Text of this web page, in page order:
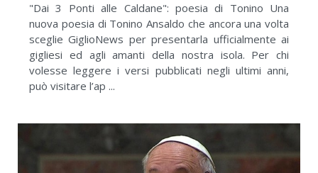
"Dai 3 Ponti alle Caldane": poesia di Tonino Una
nuova poesia di Tonino Ansaldo che ancora una volta
sceglie GiglioNews per presentarla ufficialmente ai
gigliesi ed agli amanti della nostra isola. Per chi
volesse leggere i versi pubblicati negli ultimi anni,
può visitare l’ap ...